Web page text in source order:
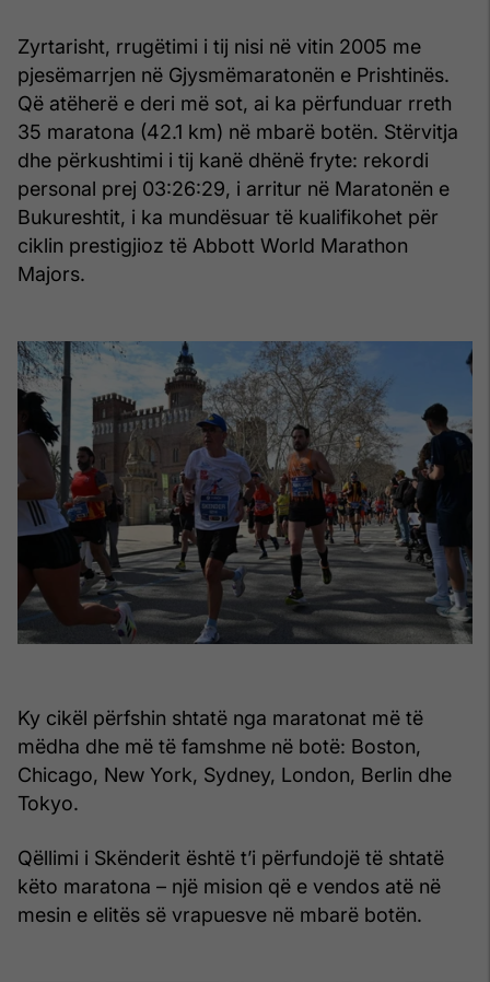
Zyrtarisht, rrugëtimi i tij nisi në vitin 2005 me
pjesëmarrjen në Gjysmëmaratonën e Prishtinës.
Që atëherë e deri më sot, ai ka përfunduar rreth
35 maratona (42.1 km) në mbarë botën. Stërvitja
dhe përkushtimi i tij kanë dhënë fryte: rekordi
personal prej 03:26:29, i arritur në Maratonën e
Bukureshtit, i ka mundësuar të kualifikohet për
ciklin prestigjioz të Abbott World Marathon
Majors.
Ky cikël përfshin shtatë nga maratonat më të
mëdha dhe më të famshme në botë: Boston,
Chicago, New York, Sydney, London, Berlin dhe
Tokyo.
Qëllimi i Skënderit është t’i përfundojë të shtatë
këto maratona – një mision që e vendos atë në
mesin e elitës së vrapuesve në mbarë botën.